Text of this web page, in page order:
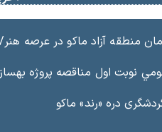
منطقه آزاد ماکو در عرصه هنر/
نوبت اول مناقصه پروژه بهسازي و
دره «رند» ماکو